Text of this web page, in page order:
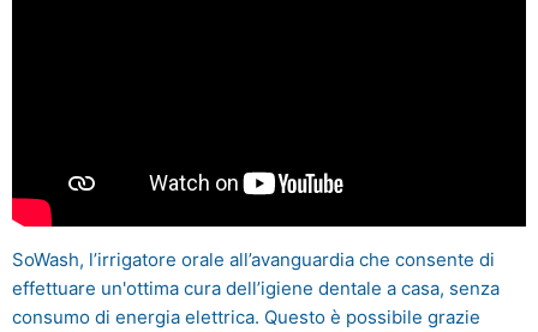
SoWash, l’irrigatore orale all’avanguardia che consente di
effettuare un'ottima cura dell’igiene dentale a casa, senza
consumo di energia elettrica. Questo è possibile grazie